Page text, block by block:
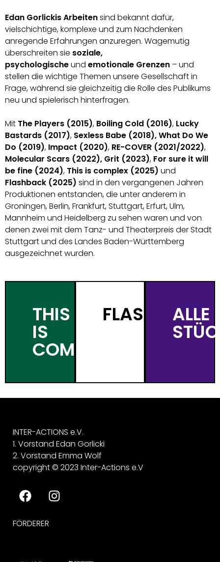
Edan Gorlickis Arbeitensind bekannt dafür,
vielschichtige, komplexe und zum Nachdenken
anregende Erfahrungen anzuregen. Wagemutig
überschreiten sie soziale,
psychologischeund emotionale Grenzen – und
stellen die wichtige Themen unsere Gesellschaft in
Frage, während sie gleichzeitig die Rolle des Publikums
neu und spielerisch hinterfragen.
Mit The Players (2015), Boiling Cold (2016), Lucky
Bastards (2017), Sexless Babe (2018),What Do We
Do (2019), Impact (2020), RE-COVER (2021/2022),
Molecular Scars (2022), Grit (2023), For sure it will
be fine (2024), This is complex (2025) und
Flashback (2025) sind in den vergangenen Jahren
Produktionen entstanden, die unter anderem in
Groningen, Berlin, Frankfurt, Stuttgart, Erfurt, Ulm,
Mannheim und Heidelberg zu sehen waren und von
denen zwei mit dem Tanz- und Theaterpreis der Stadt
Stuttgart und des Landes Baden-Württemberg
ausgezeichnet wurden.
THIS
IS
COMPLEX
FLASHBACK
ALLE
INTER-ACTIONS e.V.
1. Vorstand Edan Gorlicki
2. Vorstand Emma Wolf
copyright © 2023 Inter-Actions e.V
FÖRDERER